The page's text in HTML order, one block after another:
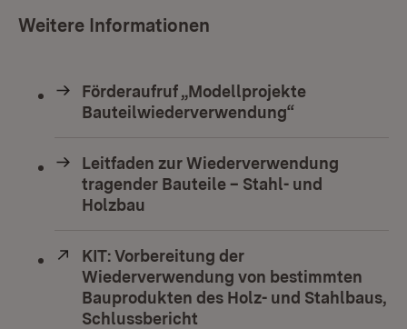
Weitere Informationen
Förderaufruf „Modellprojekte
Bauteilwiederverwendung“
Leitfaden zur Wiederverwendung
tragender Bauteile – Stahl- und
Holzbau
Extern:
KIT: Vorbereitung der
Wiederverwendung von bestimmten
Bauprodukten des Holz- und Stahlbaus,
Schlussbericht